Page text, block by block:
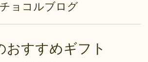
チョコルブログ
おすすめギフト